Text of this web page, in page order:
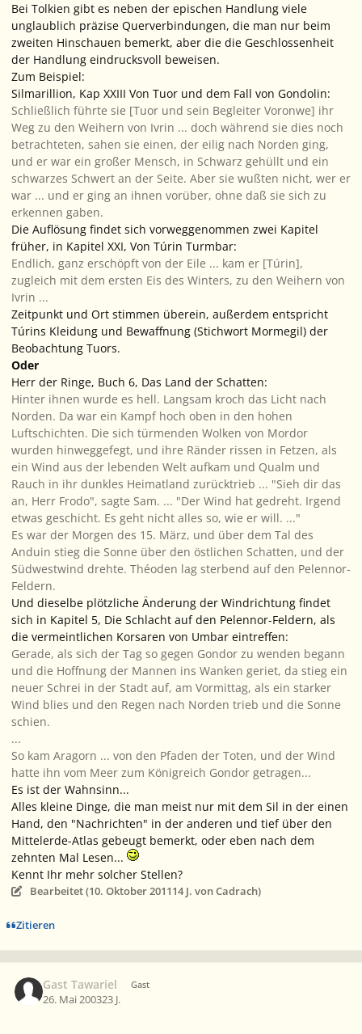
Bei Tolkien gibt es neben der epischen Handlung viele
unglaublich präzise Querverbindungen, die man nur beim
zweiten Hinschauen bemerkt, aber die die Geschlossenheit
der Handlung eindrucksvoll beweisen.
Zum Beispiel:
Silmarillion, Kap XXIII Von Tuor und dem Fall von Gondolin:
Schließlich führte sie [Tuor und sein Begleiter Voronwe] ihr
Weg zu den Weihern von Ivrin ... doch während sie dies noch
betrachteten, sahen sie einen, der eilig nach Norden ging,
und er war ein großer Mensch, in Schwarz gehüllt und ein
schwarzes Schwert an der Seite. Aber sie wußten nicht, wer er
war ... und er ging an ihnen vorüber, ohne daß sie sich zu
erkennen gaben.
Die Auflösung findet sich vorweggenommen zwei Kapitel
früher, in Kapitel XXI, Von Túrin Turmbar:
Endlich, ganz erschöpft von der Eile ... kam er [Túrin],
zugleich mit dem ersten Eis des Winters, zu den Weihern von
Ivrin ...
Zeitpunkt und Ort stimmen überein, außerdem entspricht
Túrins Kleidung und Bewaffnung (Stichwort Mormegil) der
Beobachtung Tuors.
Oder
Herr der Ringe, Buch 6, Das Land der Schatten:
Hinter ihnen wurde es hell. Langsam kroch das Licht nach
Norden. Da war ein Kampf hoch oben in den hohen
Luftschichten. Die sich türmenden Wolken von Mordor
wurden hinweggefegt, und ihre Ränder rissen in Fetzen, als
ein Wind aus der lebenden Welt aufkam und Qualm und
Rauch in ihr dunkles Heimatland zurücktrieb ... "Sieh dir das
an, Herr Frodo", sagte Sam. ... "Der Wind hat gedreht. Irgend
etwas geschicht. Es geht nicht alles so, wie er will. ..."
Es war der Morgen des 15. März, und über dem Tal des
Anduin stieg die Sonne über den östlichen Schatten, und der
Südwestwind drehte. Théoden lag sterbend auf den Pelennor-
Feldern.
Und dieselbe plötzliche Änderung der Windrichtung findet
sich in Kapitel 5, Die Schlacht auf den Pelennor-Feldern, als
die vermeintlichen Korsaren von Umbar eintreffen:
Gerade, als sich der Tag so gegen Gondor zu wenden begann
und die Hoffnung der Mannen ins Wanken geriet, da stieg ein
neuer Schrei in der Stadt auf, am Vormittag, als ein starker
Wind blies und den Regen nach Norden trieb und die Sonne
schien.
...
So kam Aragorn ... von den Pfaden der Toten, und der Wind
hatte ihn vom Meer zum Königreich Gondor getragen...
Es ist der Wahnsinn...
Alles kleine Dinge, die man meist nur mit dem Sil in der einen
Hand, den "Nachrichten" in der anderen und tief über den
Mittelerde-Atlas gebeugt bemerkt, oder eben nach dem
zehnten Mal Lesen...
Kennt Ihr mehr solcher Stellen?
Bearbeitet (10. Oktober 201114 J. von Cadrach)
Zitieren
Gast Tawariel Gast
26. Mai 200323 J.